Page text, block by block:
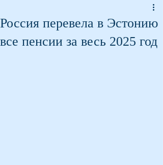
Россия перевела в Эстонию
все пенсии за весь 2025 год